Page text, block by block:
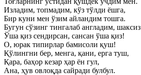
Изладим, топмадим, кўз тўлди ёшга,
Бир куни мен ўзим айландим тошга.
Бугун сўзинг тингалаб англадим, шаксиз
Ўша қиз сендирсан, сансан ўша қиз!
О, юрак типирлар бамисоли қуш!
Қўлингни бер, менга, қани, ерга туш,
Қара, баҳор кезар ҳар ён гул,
Ана, ҳув овлоқда сайради булбул.